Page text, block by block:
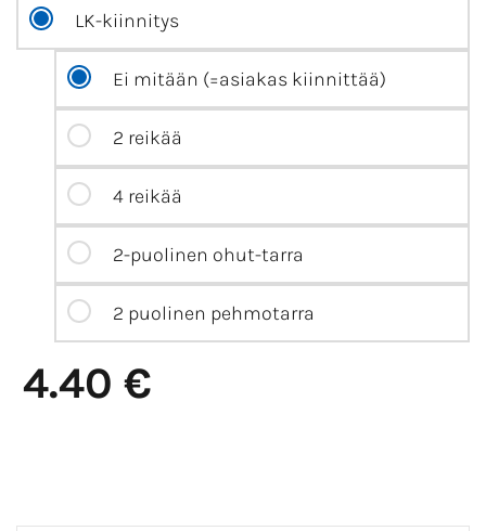
LK-kiinnitys
Ei mitään (=asiakas kiinnittää)
2 reikää
4 reikää
2-puolinen ohut-tarra
2 puolinen pehmotarra
4.40 €